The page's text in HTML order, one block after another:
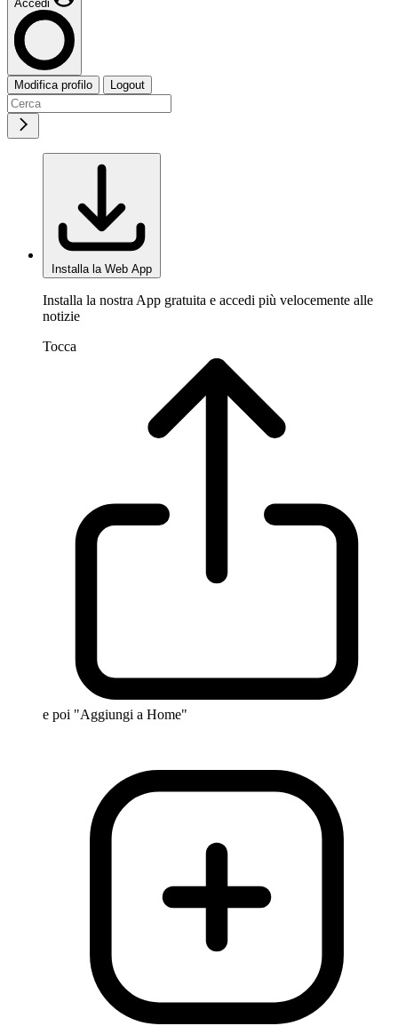
Accedi
Modifica profilo Logout
Installa la Web App
Installa la nostra App gratuita e accedi più velocemente alle
notizie
Tocca
e poi "Aggiungi a Home"